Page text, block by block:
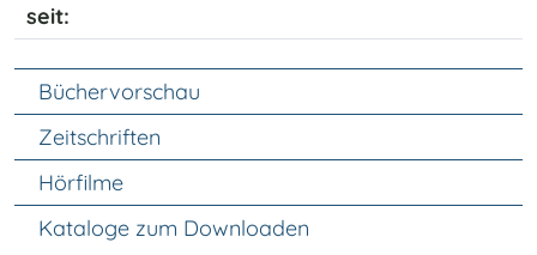
seit:
Unter Navigation
Büchervorschau
Zeitschriften
Hörfilme
Kataloge zum Downloaden